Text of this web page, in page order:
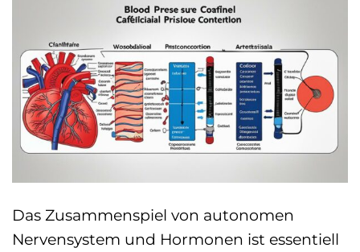
Das Zusammenspiel von autonomen
Nervensystem und Hormonen ist essentiell